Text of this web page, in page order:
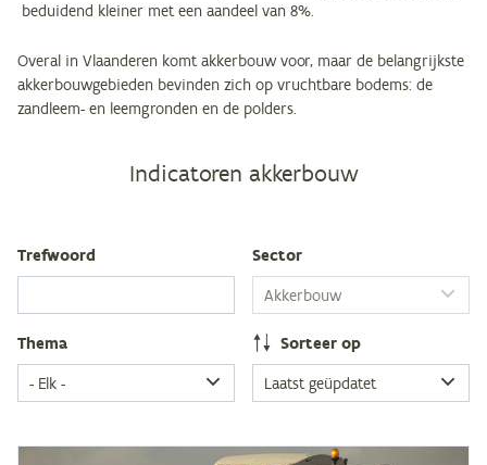
beduidend kleiner met een aandeel van 8%.
Overal in Vlaanderen komt akkerbouw voor, maar de belangrijkste
akkerbouwgebieden bevinden zich op vruchtbare bodems: de
zandleem- en leemgronden en de polders.
Indicatoren akkerbouw
Tref­woord Sec­tor
The­ma Sor­teer op